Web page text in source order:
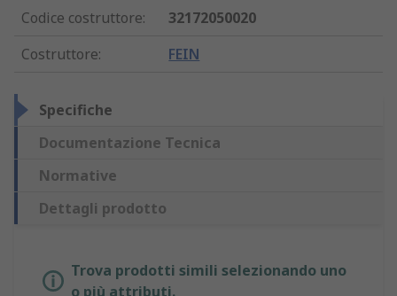
Codice costruttore:
32172050020
Costruttore: FEIN
Specifiche
Documentazione Tecnica
Normative
Dettagli prodotto
Trova prodotti simili selezionando uno
o più attributi.